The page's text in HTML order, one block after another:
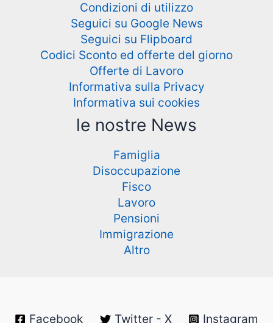
Condizioni di utilizzo
Seguici su Google News
Seguici su Flipboard
Codici Sconto ed offerte del giorno
Offerte di Lavoro
Informativa sulla Privacy
Informativa sui cookies
le nostre News
Famiglia
Disoccupazione
Fisco
Lavoro
Pensioni
Immigrazione
Altro
Facebook Twitter - X Instagram